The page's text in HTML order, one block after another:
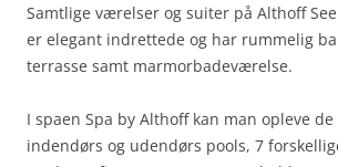
Samtlige værelser og suiter på Althoff
er elegant indrettede og har rummelig
terrasse samt marmorbadeværelse.
I spaen Spa by Althoff kan man opleve
indendørs og udendørs pools, 7